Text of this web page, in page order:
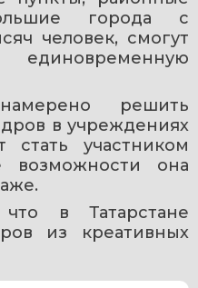
города с
человек, смогут
решить
в учреждениях
стать участником
она
в Татарстане
из креативных